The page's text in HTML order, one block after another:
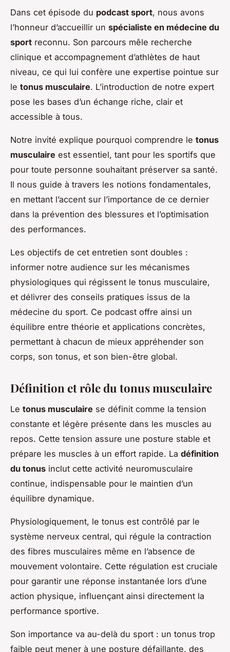
Dans cet épisode du podcast sport, nous avons
l’honneur d’accueillir un spécialiste en médecine du
sport reconnu. Son parcours mêle recherche
clinique et accompagnement d’athlètes de haut
niveau, ce qui lui confère une expertise pointue sur
le tonus musculaire. L’introduction de notre expert
pose les bases d’un échange riche, clair et
accessible à tous.
Notre invité explique pourquoi comprendre le tonus
musculaire est essentiel, tant pour les sportifs que
pour toute personne souhaitant préserver sa santé.
Il nous guide à travers les notions fondamentales,
en mettant l’accent sur l’importance de ce dernier
dans la prévention des blessures et l’optimisation
des performances.
Les objectifs de cet entretien sont doubles :
informer notre audience sur les mécanismes
physiologiques qui régissent le tonus musculaire,
et délivrer des conseils pratiques issus de la
médecine du sport. Ce podcast offre ainsi un
équilibre entre théorie et applications concrètes,
permettant à chacun de mieux appréhender son
corps, son tonus, et son bien-être global.
Définition et rôle du tonus musculaire
Le tonus musculaire se définit comme la tension
constante et légère présente dans les muscles au
repos. Cette tension assure une posture stable et
prépare les muscles à un effort rapide. La définition
du tonus inclut cette activité neuromusculaire
continue, indispensable pour le maintien d’un
équilibre dynamique.
Physiologiquement, le tonus est contrôlé par le
système nerveux central, qui régule la contraction
des fibres musculaires même en l’absence de
mouvement volontaire. Cette régulation est cruciale
pour garantir une réponse instantanée lors d’une
action physique, influençant ainsi directement la
performance sportive.
Son importance va au-delà du sport : un tonus trop
faible peut mener à une posture défaillante, des